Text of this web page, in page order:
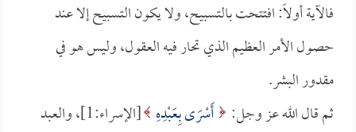
فالآية أولاً: افتتحت بالتسبيح، ولا يكون التسبيح إلا عند
حصول الأمر العظيم الذي تحار فيه العقول، وليس هو في
مقدور البشر.
ثم قال الله عز وجل: أَسْرَى بِعَبْدِهِ
[الإسراء:1]، والعبد